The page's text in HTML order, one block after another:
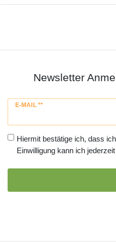
Newsletter
E-MAIL **
Newsletter
Hiermit bestätige ich, dass
Einwilligung kann ich